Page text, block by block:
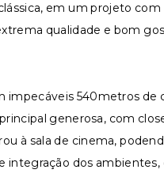
em um projeto
qualidade e bom
impecáveis 540metros de
generosa, com
à sala de cinema,
integração dos